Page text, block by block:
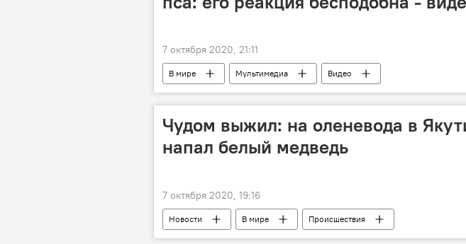
7 октября 2020, 21:11
В мире Мультимедиа Видео
Чудом выжил: на оленевода в
напал белый медведь
7 октября 2020, 19:16
Новости В мире Происшествия